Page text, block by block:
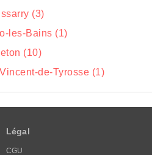
(3)
les-Bains (1)
(10)
de-Tyrosse (1)
Légal
CGU